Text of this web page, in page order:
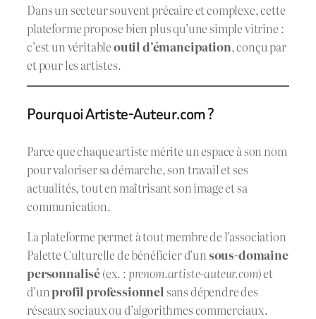
Dans un secteur souvent précaire et complexe, cette
plateforme propose bien plus qu’une simple vitrine :
c’est un véritableoutil d’émancipation, conçu par
et pour les artistes.
Pourquoi Artiste-Auteur.com ?
Parce que chaque artiste mérite un espace à son nom
pour valoriser sa démarche, son travail et ses
actualités, tout en maîtrisant son image et sa
communication.
La plateforme permet à tout membre de l’association
Palette Culturelle de bénéficier d’un sous-domaine
personnalisé(ex. :prenom.artiste-auteur.com) et
d’unprofil professionnel sans dépendre des
réseaux sociaux ou d’algorithmes commerciaux.